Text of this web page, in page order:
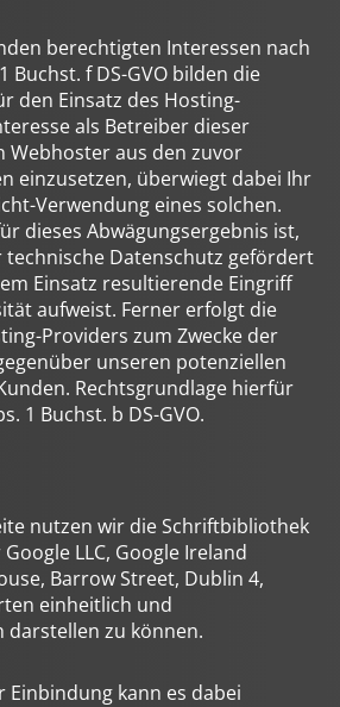
berechtigten Interessen nach
Buchst. f DS-GVO bilden die
den Einsatz des Hosting-
als Betreiber dieser
Webhoster aus den zuvor
einzusetzen, überwiegt dabei Ihr
Verwendung eines solchen.
dieses Abwägungsergebnis ist,
Datenschutz gefördert
Einsatz resultierende Eingriff
aufweist. Ferner erfolgt die
Providers zum Zwecke der
unseren potenziellen
Rechtsgrundlage hierfür
1 Buchst. b DS-GVO.
nutzen wir die Schriftbibliothek
LLC, Google Ireland
Barrow Street, Dublin 4,
einheitlich und
zu können.
Einbindung kann es dabei